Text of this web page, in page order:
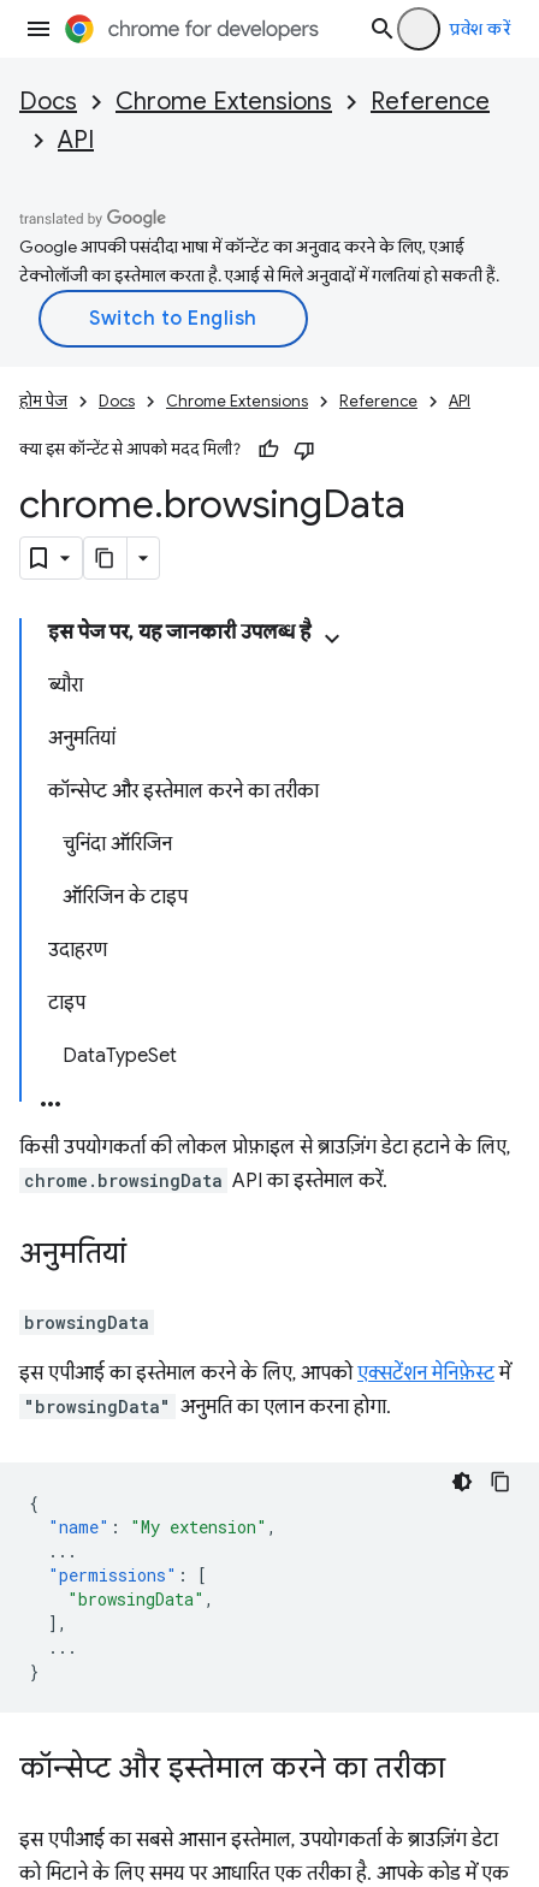
प्रवेश करें
Docs Chrome Extensions
Reference
API
Google आपकी पसंदीदा भाषा में कॉन्टेंट का अनुवाद करने के लिए, एआई
टेक्नोलॉजी का इस्तेमाल करता है. एआई से मिले अनुवादों में गलतियां हो सकती हैं.
होम पेज Docs Chrome Extensions Reference API
क्या इस कॉन्टेंट से आपको मदद मिली?
chrome.browsingData
इस पेज पर, यह जानकारी उपलब्ध है
ब्यौरा
अनुमतियां
कॉन्सेप्ट और इस्तेमाल करने का तरीका
चुनिंदा ऑरिजिन
ऑरिजिन के टाइप
उदाहरण
टाइप
DataTypeSet
किसी उपयोगकर्ता की लोकल प्रोफ़ाइल से ब्राउज़िंग डेटा हटाने के लिए,
chrome.browsingData API का इस्तेमाल करें.
अनुमतियां
browsingData
इस एपीआई का इस्तेमाल करने के लिए, आपकोएक्सटेंशन मेनिफ़ेस्टमें
"browsingData" अनुमति का एलान करना होगा.
{
"name" : "My extension" ,
...
"permissions" :
[
"browsingData" ,
],
...
}
कॉन्सेप्ट और इस्तेमाल करने का तरीका
इस एपीआई का सबसे आसान इस्तेमाल, उपयोगकर्ता के ब्राउज़िंग डेटा
को मिटाने के लिए समय पर आधारित एक तरीका है. आपके कोड में एक